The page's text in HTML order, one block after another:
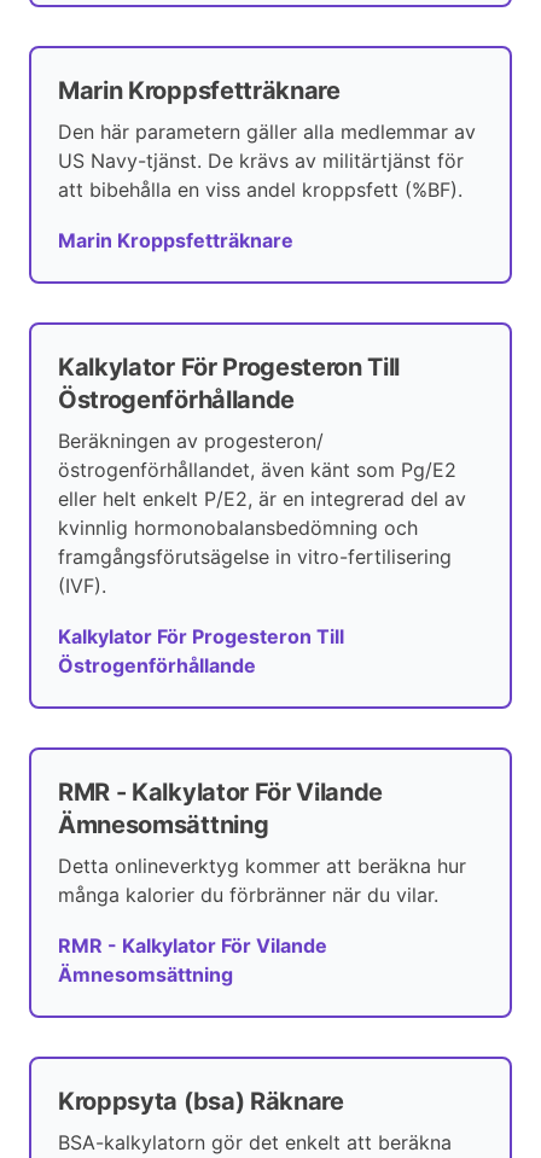
Marin Kroppsfetträknare
Den här parametern gäller alla medlemmar av
US Navy-tjänst. De krävs av militärtjänst för
att bibehålla en viss andel kroppsfett (%BF).
Marin Kroppsfetträknare
Kalkylator För Progesteron Till
Östrogenförhållande
Beräkningen av progesteron/
östrogenförhållandet, även känt som Pg/E2
eller helt enkelt P/E2, är en integrerad del av
kvinnlig hormonobalansbedömning och
framgångsförutsägelse in vitro-fertilisering
(IVF).
Kalkylator För Progesteron Till
Östrogenförhållande
RMR - Kalkylator För Vilande
Ämnesomsättning
Detta onlineverktyg kommer att beräkna hur
många kalorier du förbränner när du vilar.
RMR - Kalkylator För Vilande
Ämnesomsättning
Kroppsyta (bsa) Räknare
BSA-kalkylatorn gör det enkelt att beräkna